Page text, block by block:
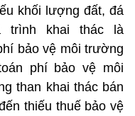
khối lượng đất, đá
trình khai thác là
bảo vệ môi trường
phí bảo vệ môi
than khai thác bán
thiếu thuế bảo vệ